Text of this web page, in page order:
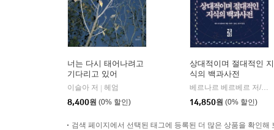
너는 다시 태어나려고
기다리고 있어
이슬아 저 | 헤엄
8,400원 (0% 할인)
상대적이며 절대적인 지
식의 백과사전
14,850원 (0% 할인)
검색 페이지에서 선택된 태그에 등록된 더 많은 상품을 확인해